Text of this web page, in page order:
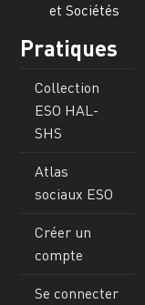
et Sociétés
Pratiques
Collection
ESO HAL-
SHS
Atlas
sociaux ESO
Créer un
compte
Se connecter